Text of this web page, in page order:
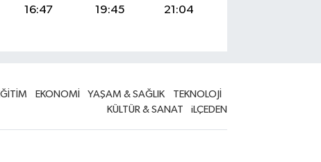
16:47 19:45 21:04
EKONOMİ YAŞAM & SAĞLIK
TEKNOLOJİ
KÜLTÜR & SANAT
iLÇEDEN